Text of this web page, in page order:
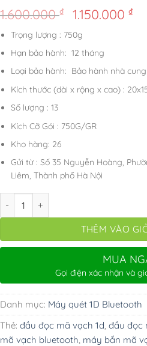
1.600.000₫
Giá
gốc
là:
1.600.000 ₫.
1.150.000 ₫Giá
Trọng lượng : 750g
Hạn bảo hành: 12 tháng
Loại bảo hành: Bảo hành nhà
Kích thước (dài x rộng x cao) :
Số lượng : 13
Kích Cỡ Gói : 750G/GR
Kho hàng: 26
Gửi từ : Số 35 Nguyễn Hoàng,
Liêm, Thành phố Hà Nội
THÊM VÀO
MUA
Gọi điện xác nhận và
Danh mục: Máy quét 1D Bluetooth
Thẻ: đầu đọc mã vạch 1d đầu đọc
mã vạch bluetooth máy bắn mã